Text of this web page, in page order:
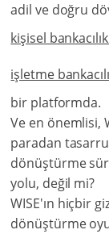
adil ve doğru
kişisel
işletme
bir platformda.
Ve en önemlisi,
paradan
dönüştürme
yolu, değil mi?
WISE'ın hiçbir
dönüştürme